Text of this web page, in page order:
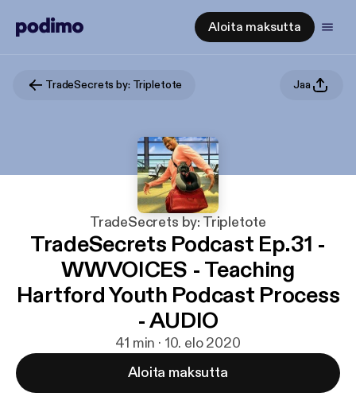
Aloita maksutta
TradeSecrets by: Tripletote Jaa
TradeSecrets by: Tripletote
TradeSecrets Podcast Ep.31 -
WWVOICES - Teaching
Hartford Youth Podcast Process
- AUDIO
41 min · 10. elo 2020
Aloita maksutta